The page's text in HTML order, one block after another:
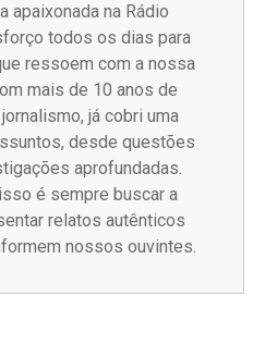
apaixonada na Rádio
todos os dias para
ressoem com a nossa
mais de 10 anos de
já cobri uma
desde questões
aprofundadas.
é sempre buscar a
relatos autênticos
nossos ouvintes.